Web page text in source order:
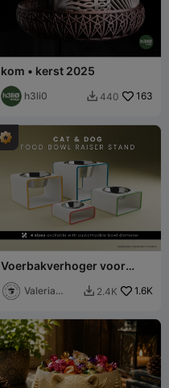
kom • kerst 2025
h3li0  440 163
Voerbakverhoger voor
Valeria
Mattia
 2.4K 1.6K